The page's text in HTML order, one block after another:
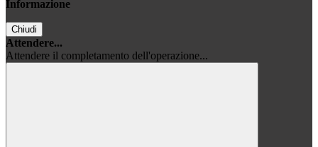
Informazione
Chiudi
Attendere...
Attendere il completamento dell'operazione...